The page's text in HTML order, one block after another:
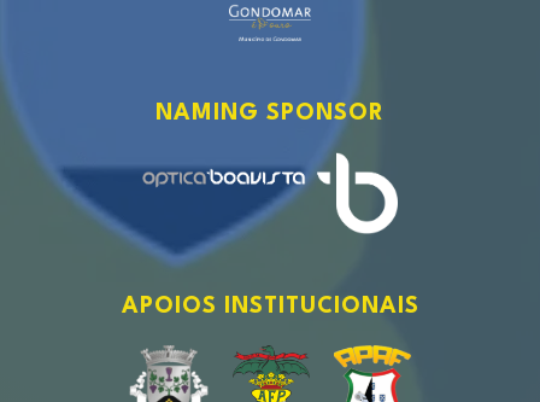
NAMING SPONSOR
APOIOS INSTITUCIONAIS